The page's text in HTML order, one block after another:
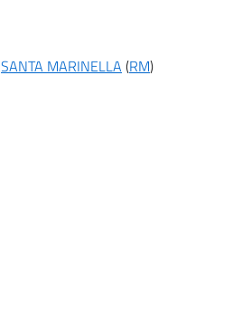
SANTA MARINELLA (RM)